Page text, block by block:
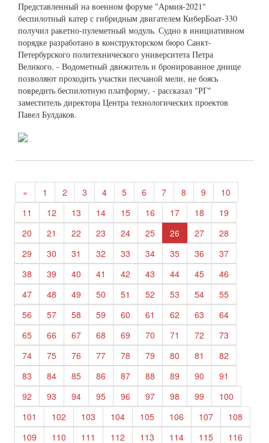
Представленный на военном форуме "Армия-2021"
беспилотный катер с гибридным двигателем КиберБоат-330
получил ракетно-пулеметный модуль. Судно в инициативном
порядке разработано в конструкторском бюро Санкт-
Петербурского политехнического университета Петра
Великого. - Водометный движитель и бронированное днище
позволяют проходить участки песчаной мели, не боясь
повредить беспилотную платформу, - рассказал "РГ"
заместитель директора Центра технологических проектов
Павел Булдаков.
« 1 2 3 4 5 6 7 8 9
10
11
12 13 14 15 16 17 18
19
20
21 22 23 24 25 26 27
28
29
30 31 32 33 34 35 36
37
38
39 40 41 42 43 44 45
46
47
48 49 50 51 52 53 54
55
56
57 58 59 60 61 62 63
64
65
66 67 68 69 70 71 72
73
74
75 76 77 78 79 80 81
82
83
84 85 86 87 88 89 90
91
92
93 94 95 96 97 98 99
100
101
102 103 104 105 106 107
108
109
110 111 112 113 114 115
116